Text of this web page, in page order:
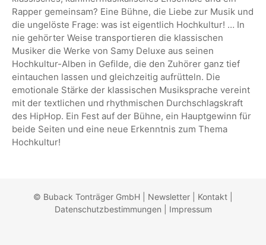
Rapper gemeinsam? Eine Bühne, die Liebe zur Musik und
die ungelöste Frage: was ist eigentlich Hochkultur! … In
nie gehörter Weise transportieren die klassischen
Musiker die Werke von Samy Deluxe aus seinen
Hochkultur-Alben in Gefilde, die den Zuhörer ganz tief
eintauchen lassen und gleichzeitig aufrütteln. Die
emotionale Stärke der klassischen Musiksprache vereint
mit der textlichen und rhythmischen Durchschlagskraft
des HipHop. Ein Fest auf der Bühne, ein Hauptgewinn für
beide Seiten und eine neue Erkenntnis zum Thema
Hochkultur!
© Buback Tonträger GmbH | Newsletter Kontakt
Datenschutzbestimmungen
Impressum